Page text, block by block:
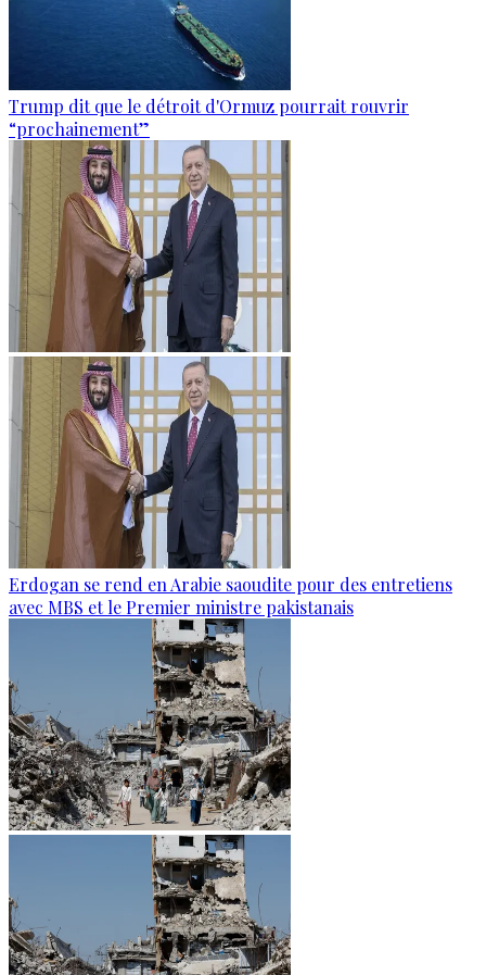
Trump dit que le détroit d'Ormuz pourrait rouvrir
“prochainement”
Erdogan se rend en Arabie saoudite pour des entretiens
avec MBS et le Premier ministre pakistanais